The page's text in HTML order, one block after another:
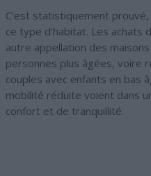
C’est statistiquement
ce type d’habitat. Les achats
autre appellation des
personnes plus âgées, voire
couples avec enfants en bas
mobilité réduite voient dans
confort et de tranquillité.